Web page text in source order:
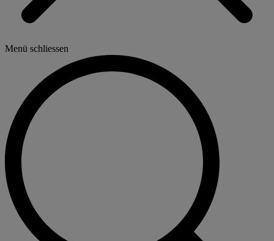
Menü schliessen